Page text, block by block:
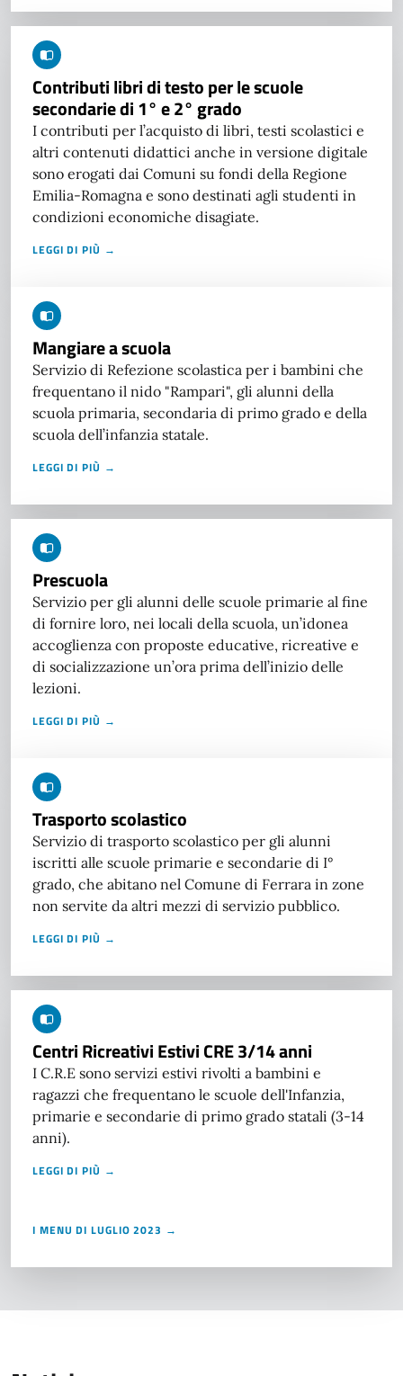
Contributi libri di testo per le scuole
secondarie di 1° e 2° grado
I contributi per l’acquisto di libri, testi scolastici e
altri contenuti didattici anche in versione digitale
sono erogati dai Comuni su fondi della Regione
Emilia-Romagna e sono destinati agli studenti in
condizioni economiche disagiate.
LEGGI DI PIÙ →
Mangiare a scuola
Servizio di Refezione scolastica per i bambini che
frequentano il nido "Rampari", gli alunni della
scuola primaria, secondaria di primo grado e della
scuola dell’infanzia statale.
LEGGI DI PIÙ →
Prescuola
Servizio per gli alunni delle scuole primarie al fine
di fornire loro, nei locali della scuola, un’idonea
accoglienza con proposte educative, ricreative e
di socializzazione un’ora prima dell’inizio delle
lezioni.
LEGGI DI PIÙ →
Trasporto scolastico
Servizio di trasporto scolastico per gli alunni
iscritti alle scuole primarie e secondarie di I°
grado, che abitano nel Comune di Ferrara in zone
non servite da altri mezzi di servizio pubblico.
LEGGI DI PIÙ →
Centri Ricreativi Estivi CRE 3/14 anni
I C.R.E sono servizi estivi rivolti a bambini e
ragazzi che frequentano le scuole dell'Infanzia,
primarie e secondarie di primo grado statali (3-14
anni).
LEGGI DI PIÙ →
I MENU DI LUGLIO 2023 →